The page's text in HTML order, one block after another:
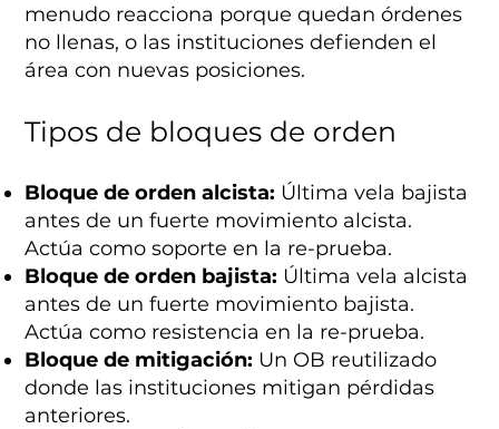
menudo reacciona porque quedan órdenes
no llenas, o las instituciones defienden el
área con nuevas posiciones.
Tipos de bloques de orden
Bloque de orden alcista: Última vela bajista
antes de un fuerte movimiento alcista.
Actúa como soporte en la re-prueba.
Bloque de orden bajista: Última vela alcista
antes de un fuerte movimiento bajista.
Actúa como resistencia en la re-prueba.
Bloque de mitigación: Un OB reutilizado
donde las instituciones mitigan pérdidas
anteriores.